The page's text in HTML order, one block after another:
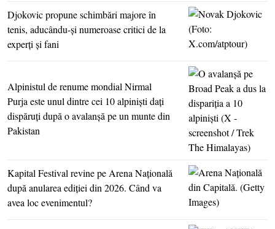
Djokovic propune schimbări majore în
tenis, aducându-şi numeroase critici de la
experţi şi fani
Alpinistul de renume mondial Nirmal
Purja este unul dintre cei 10 alpinişti daţi
dispăruţi după o avalanşă pe un munte din
Pakistan
Kapital Festival revine pe Arena Naţională
după anularea ediţiei din 2026. Când va
avea loc evenimentul?